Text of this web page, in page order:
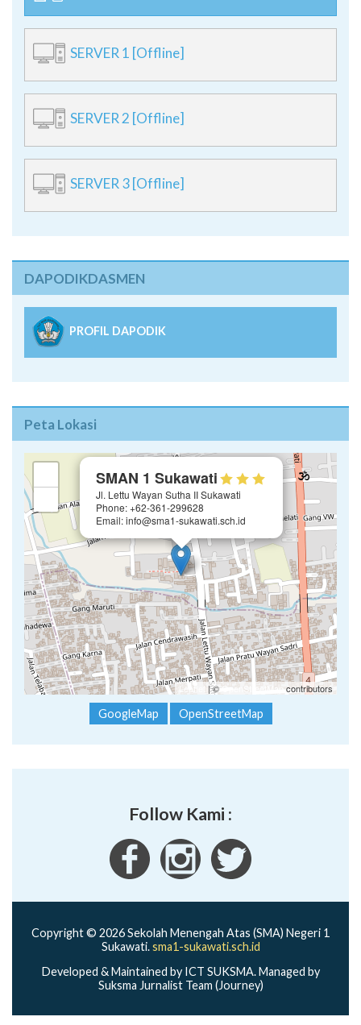
SERVER 1 [Offline]
SERVER 2 [Offline]
SERVER 3 [Offline]
DAPODIKDASMEN
PROFIL DAPODIK
Peta Lokasi
SMAN 1 Sukawati
Jl. Lettu Wayan Sutha II Sukawati
Phone: +62-361-299628
Email: info@sma1-sukawati.sch.id
Leaflet | ©OpenStreetMap contributors
GoogleMap OpenStreetMap
Follow Kami :
Copyright © 2026 Sekolah Menengah Atas (SMA) Negeri 1
Sukawati.sma1-sukawati.sch.id
Developed & Maintained by ICT SUKSMA. Managed by
Suksma Jurnalist Team (Journey)